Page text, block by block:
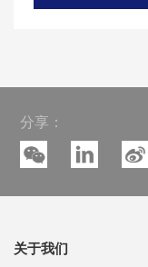
分享：
关于我们